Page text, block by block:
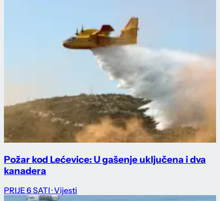
Požar kod Lećevice: U gašenje uključena i dva
kanadera
PRIJE 6 SATI · Vijesti